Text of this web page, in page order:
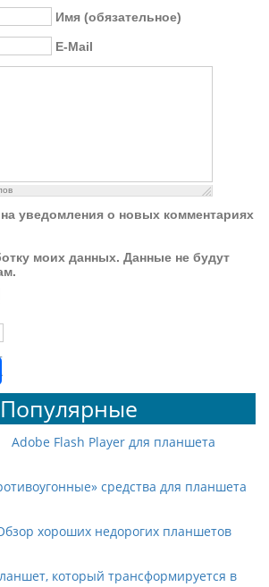
Имя (обязательное)
E-Mail
уведомления о новых комментариях
моих данных. Данные не будут
Популярные
Adobe Flash Player для планшета
средства для планшета
хороших недорогих планшетов
который трансформируется в